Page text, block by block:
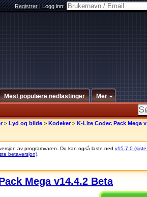
Registrer|Logg inn:
Mest populære nedlastinger Mer
> Lyd og bilde > Kodeker > K-Lite Codec Pack Mega
av programvaren. Du kan også laste ned v15.7.0
betaversjon)
Mega v14.4.2 Beta